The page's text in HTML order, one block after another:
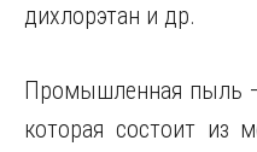
дихлорэтан и др.
Промышленная пыль –
которая состоит из